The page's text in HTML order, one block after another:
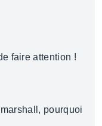
faire attention !
pourquoi